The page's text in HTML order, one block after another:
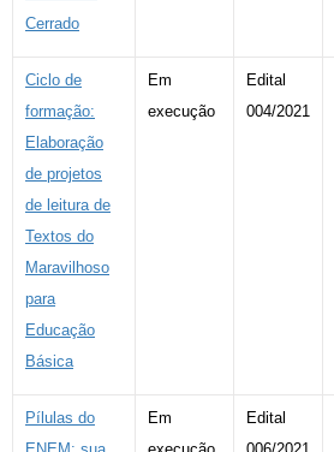
Cerrado
Ciclo de
formação:
Elaboração
de projetos
de leitura de
Textos do
Maravilhoso
para
Educação
Básica
Em
execução
Edital
004/2021
Pílulas do
Em
Edital